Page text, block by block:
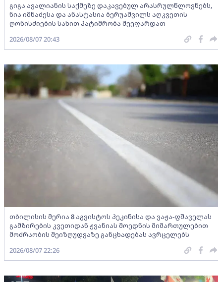
გიგა ავალიანის საქმეზე დაკავებულ არასრულწლოვნებს,
ნია იმნაძესა და ანასტასია ბერუაშვილს აღკვეთის
ღონისძიების სახით პატიმრობა შეეფარდათ
2026/08/07 20:43
თბილისის მერია 8 აგვისტოს პეკინისა და ვაჟა-ფშაველას
გამზირების კვეთიდან ჟვანიას მოედნის მიმართულებით
მოძრაობის შეიზღუდვაზე განცხადებას ავრცელებს
2026/08/07 22:26